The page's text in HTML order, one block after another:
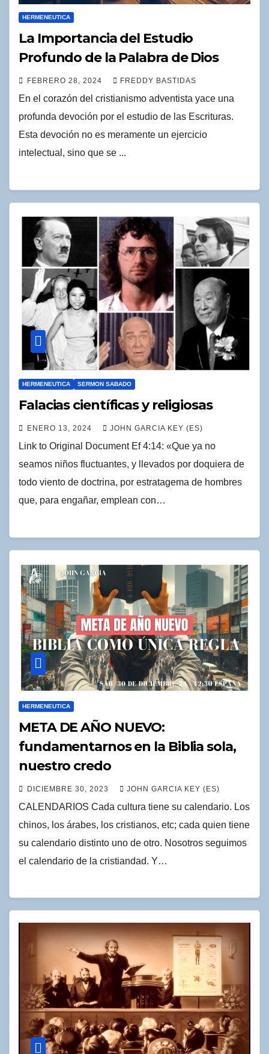
HERMENEUTICA
La Importancia del Estudio
Profundo de la Palabra de Dios
FEBRERO 28, 2024 FREDDY BASTIDAS
En el corazón del cristianismo adventista yace una
profunda devoción por el estudio de las Escrituras.
Esta devoción no es meramente un ejercicio
intelectual, sino que se ...
HERMENEUTICA SERMON SABADO
Falacias científicas y religiosas
ENERO 13, 2024 JOHN GARCIA KEY (ES)
Link to Original Document Ef 4:14: «Que ya no
seamos niños fluctuantes, y llevados por doquiera de
todo viento de doctrina, por estratagema de hombres
que, para engañar, emplean con…
HERMENEUTICA
META DE AÑO NUEVO:
fundamentarnos en la Biblia sola,
nuestro credo
DICIEMBRE 30, 2023 JOHN GARCIA KEY (ES)
CALENDARIOS Cada cultura tiene su calendario. Los
chinos, los árabes, los cristianos, etc; cada quien tiene
su calendario distinto uno de otro. Nosotros seguimos
el calendario de la cristiandad. Y…